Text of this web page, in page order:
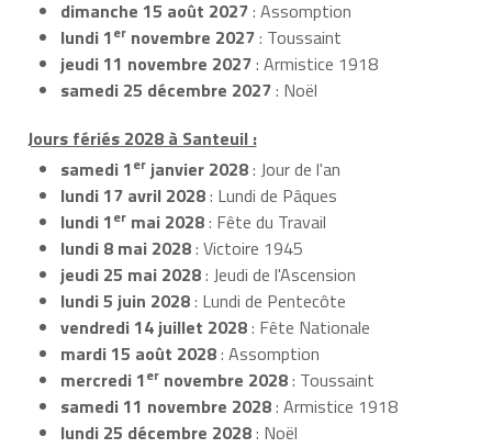
dimanche 15 août 2027: Assomption
lundi 1er novembre 2027: Toussaint
jeudi 11 novembre 2027: Armistice 1918
samedi 25 décembre 2027: Noël
Jours fériés 2028 à Santeuil :
samedi 1er janvier 2028: Jour de l'an
lundi 17 avril 2028: Lundi de Pâques
lundi 1er mai 2028: Fête du Travail
lundi 8 mai 2028: Victoire 1945
jeudi 25 mai 2028: Jeudi de l'Ascension
lundi 5 juin 2028: Lundi de Pentecôte
vendredi 14 juillet 2028: Fête Nationale
mardi 15 août 2028: Assomption
mercredi 1er novembre 2028: Toussaint
samedi 11 novembre 2028: Armistice 1918
lundi 25 décembre 2028: Noël